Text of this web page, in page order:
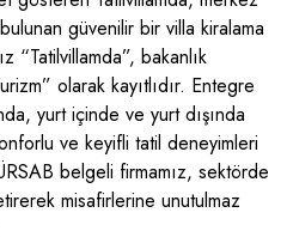
güvenilir bir villa kiralama
“Tatilvillamda”, bakanlık
olarak kayıtlıdır. Entegre
yurt içinde ve yurt dışında
ve keyifli tatil deneyimleri
belgeli firmamız, sektörde
misafirlerine unutulmaz